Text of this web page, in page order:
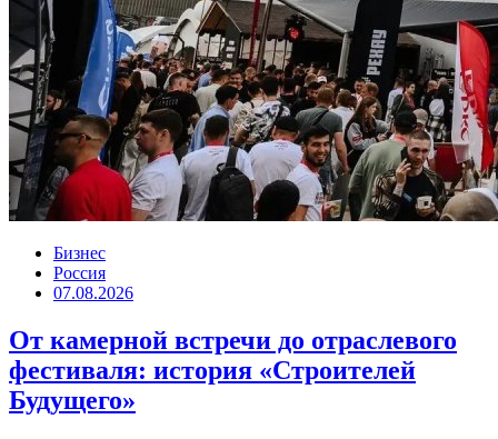
Бизнес
Россия
07.08.2026
От камерной встречи до отраслевого
фестиваля: история «Строителей
Будущего»